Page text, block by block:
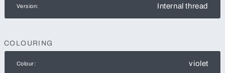
Version: Internal thread
COLOURING
Colour: violet